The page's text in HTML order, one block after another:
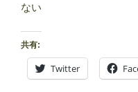
ない
共有:
Twitter